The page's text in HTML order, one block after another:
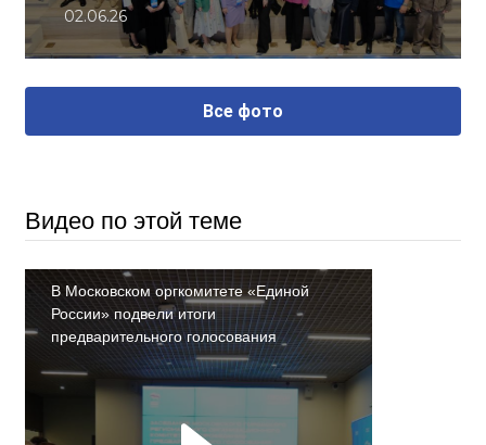
02.06.26
Все фото
Видео по этой теме
В Московском оргкомитете «Единой
России» подвели итоги
предварительного голосования